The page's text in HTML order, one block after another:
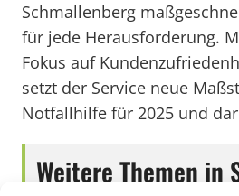
Schmallenberg
für jede Herausforderung.
Fokus auf
setzt der Service neue
Notfallhilfe für 2025 und
Weitere Themen in